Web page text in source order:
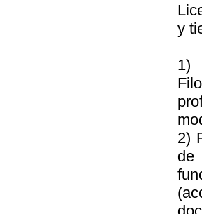
y
1)
2)
de